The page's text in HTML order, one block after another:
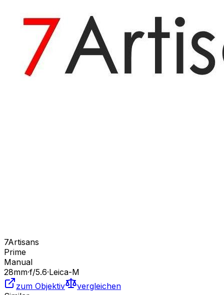
7Artisans
Prime
Manual
28mm·f/5.6·Leica-M
zum Objektiv
vergleichen